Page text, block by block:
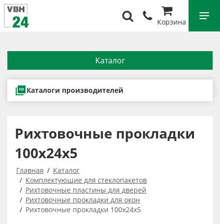
Корзина
Каталог
Каталоги производителей
Рихтовочные прокладки
100х24х5
Главная
Каталог
Комплектующие для стеклопакетов
Рихтовочные пластины для дверей
Рихтовочные прокладки для окон
Рихтовочные прокладки 100х24х5